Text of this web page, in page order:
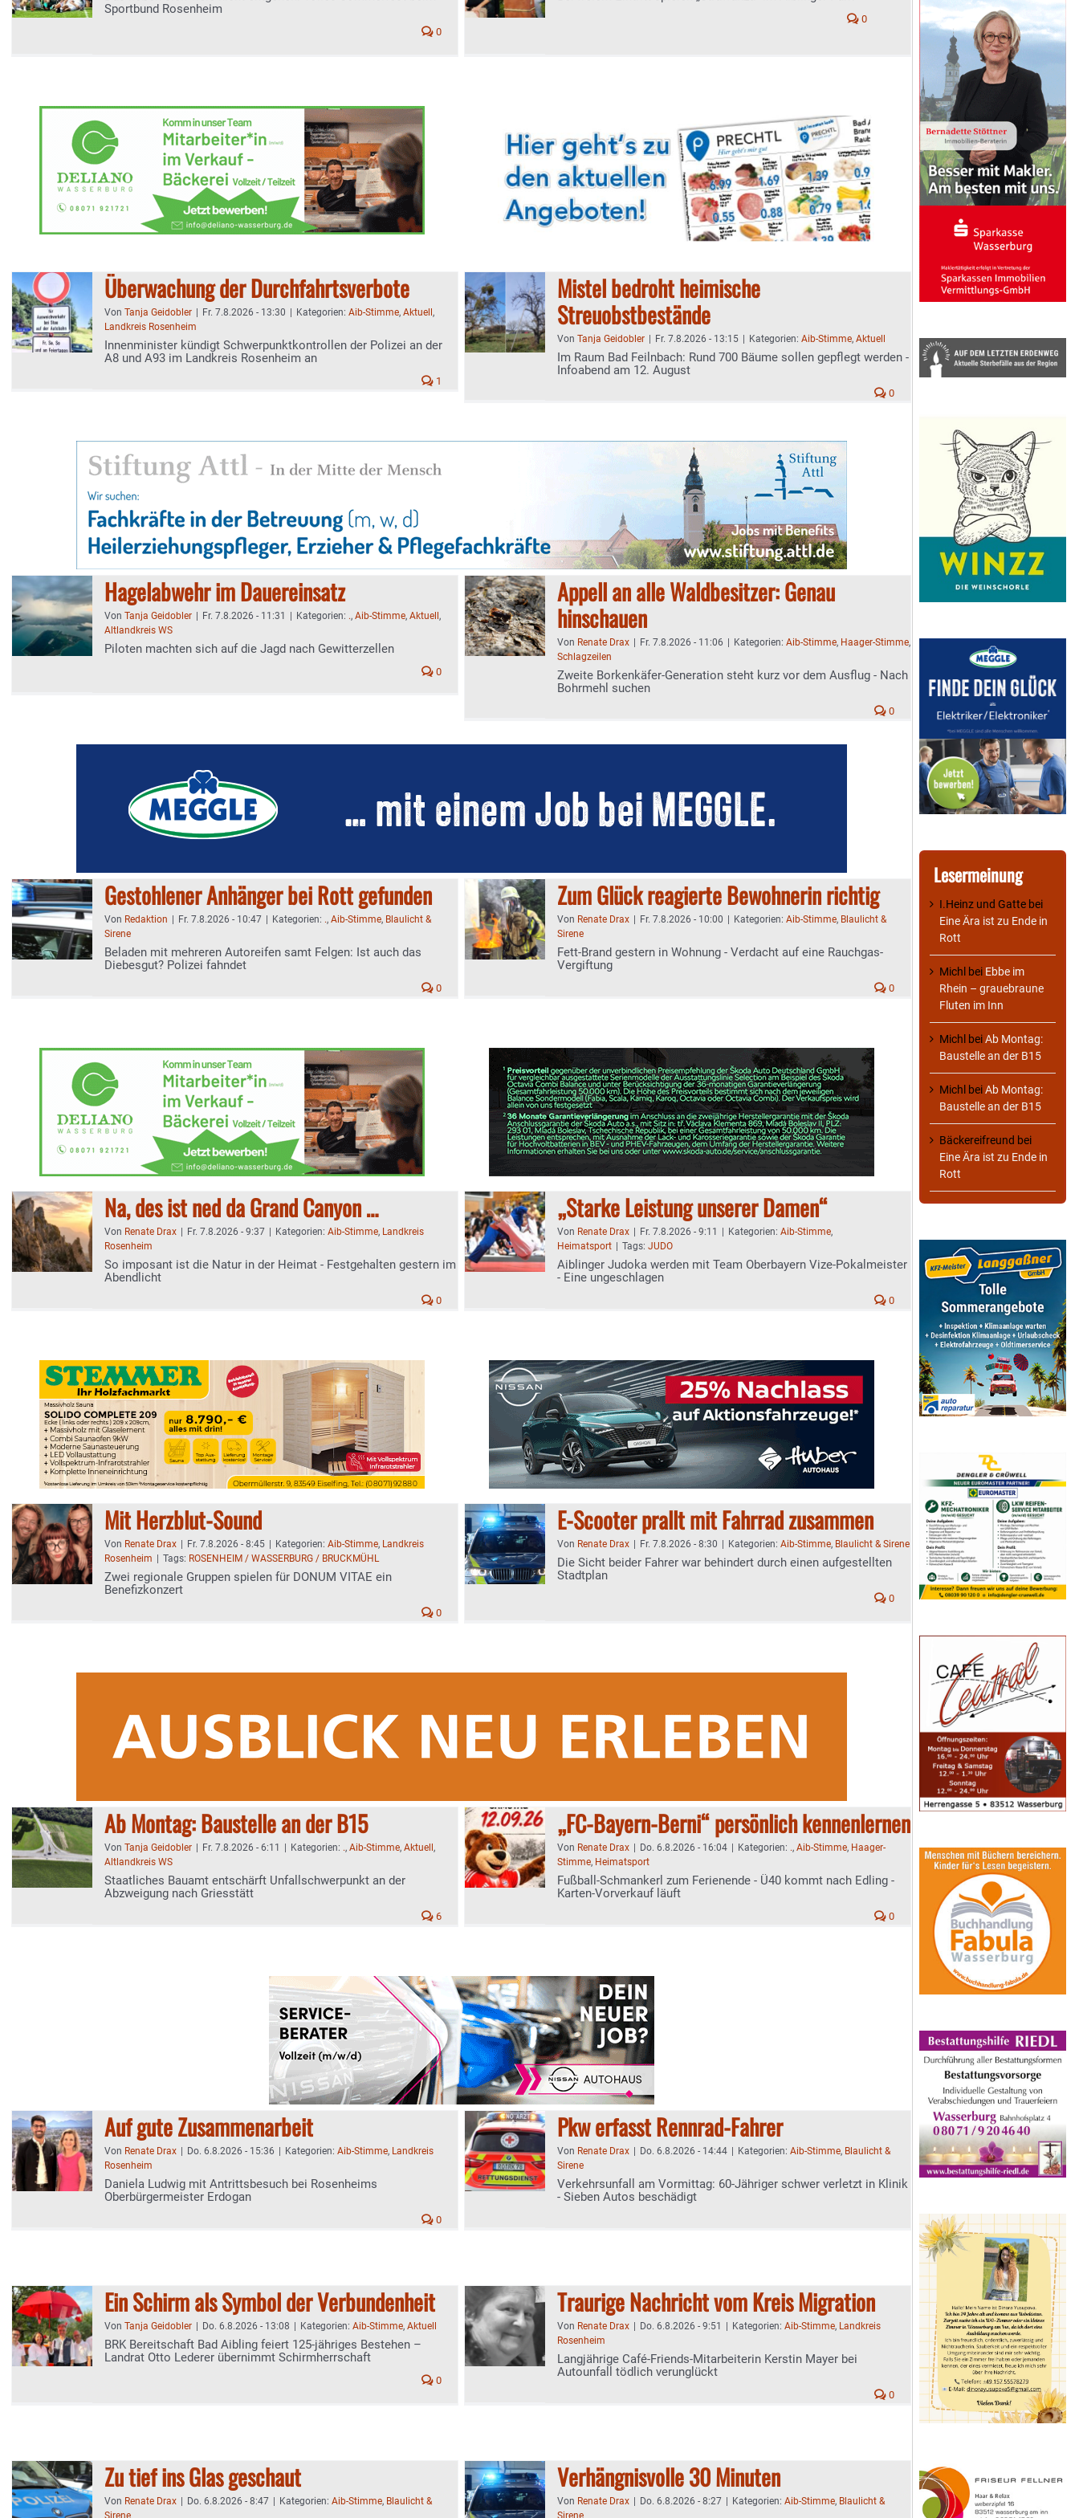
Sportbund Rosenheim
0
0
Überwachung der Durchfahrtsverbote
Von Tanja Geidobler Fr. 7.8.2026 - 13:30 Kategorien: Aib-Stimme, Aktuell ,
Landkreis Rosenheim
Innenminister kündigt Schwerpunktkontrollen der Polizei an der
A8 und A93 im Landkreis Rosenheim an
1
Mistel bedroht heimische
Streuobstbestände
Von Tanja Geidobler Fr. 7.8.2026 - 13:15 Kategorien: Aib-Stimme, Aktuell
Im Raum Bad Feilnbach: Rund 700 Bäume sollen gepflegt werden -
Infoabend am 12. August
0
Hagelabwehr im Dauereinsatz
Von Tanja Geidobler Fr. 7.8.2026 - 11:31 Kategorien: ., Aib-Stimme, Aktuell ,
Altlandkreis WS
Piloten machten sich auf die Jagd nach Gewitterzellen
0
Appell an alle Waldbesitzer: Genau
hinschauen
Von Renate Drax Fr. 7.8.2026 - 11:06 Kategorien: Aib-Stimme, Haager-Stimme,
Schlagzeilen
Zweite Borkenkäfer-Generation steht kurz vor dem Ausflug - Nach
Bohrmehl suchen
0
Gestohlener Anhänger bei Rott gefunden
Von Redaktion Fr. 7.8.2026 - 10:47 Kategorien: ., Aib-Stimme, Blaulicht &
Sirene
Beladen mit mehreren Autoreifen samt Felgen: Ist auch das
Diebesgut? Polizei fahndet
0
Zum Glück reagierte Bewohnerin richtig
Von Renate Drax Fr. 7.8.2026 - 10:00 Kategorien: Aib-Stimme, Blaulicht &
Sirene
Fett-Brand gestern in Wohnung - Verdacht auf eine Rauchgas-
Vergiftung
0
Na, des ist ned da Grand Canyon …
Von Renate Drax Fr. 7.8.2026 - 9:37 Kategorien: Aib-Stimme, Landkreis
Rosenheim
So imposant ist die Natur in der Heimat - Festgehalten gestern im
Abendlicht
0
„Starke Leistung unserer Damen“
Von Renate Drax Fr. 7.8.2026 - 9:11 Kategorien: Aib-Stimme,
Heimatsport
Tags: JUDO
Aiblinger Judoka werden mit Team Oberbayern Vize-Pokalmeister
- Eine ungeschlagen
0
Mit Herzblut-Sound
Von Renate Drax Fr. 7.8.2026 - 8:45 Kategorien: Aib-Stimme, Landkreis
Rosenheim
Tags: ROSENHEIM / WASSERBURG / BRUCKMÜHL
Zwei regionale Gruppen spielen für DONUM VITAE ein
Benefizkonzert
0
E-Scooter prallt mit Fahrrad zusammen
Von Renate Drax Fr. 7.8.2026 - 8:30 Kategorien: Aib-Stimme, Blaulicht & Sirene
Die Sicht beider Fahrer war behindert durch einen aufgestellten
Stadtplan
0
Ab Montag: Baustelle an der B15
Von Tanja Geidobler Fr. 7.8.2026 - 6:11 Kategorien: ., Aib-Stimme, Aktuell ,
Altlandkreis WS
Staatliches Bauamt entschärft Unfallschwerpunkt an der
Abzweigung nach Griesstätt
6
„FC-Bayern-Berni“ persönlich kennenlernen
Von Renate Drax Do. 6.8.2026 - 16:04 Kategorien: ., Aib-Stimme, Haager-
Stimme, Heimatsport
Fußball-Schmankerl zum Ferienende - Ü40 kommt nach Edling -
Karten-Vorverkauf läuft
0
Auf gute Zusammenarbeit
Von Renate Drax Do. 6.8.2026 - 15:36 Kategorien: Aib-Stimme, Landkreis
Rosenheim
Daniela Ludwig mit Antrittsbesuch bei Rosenheims
Oberbürgermeister Erdogan
0
Pkw erfasst Rennrad-Fahrer
Von Renate Drax Do. 6.8.2026 - 14:44 Kategorien: Aib-Stimme, Blaulicht &
Sirene
Verkehrsunfall am Vormittag: 60-Jähriger schwer verletzt in Klinik
- Sieben Autos beschädigt
Ein Schirm als Symbol der Verbundenheit
Von Tanja Geidobler Do. 6.8.2026 - 13:08 Kategorien: Aib-Stimme, Aktuell
BRK Bereitschaft Bad Aibling feiert 125-jähriges Bestehen –
Landrat Otto Lederer übernimmt Schirmherrschaft
0
Traurige Nachricht vom Kreis Migration
Von Renate Drax Do. 6.8.2026 - 9:51 Kategorien: Aib-Stimme, Landkreis
Rosenheim
Langjährige Café‑Friends‑Mitarbeiterin Kerstin Mayer bei
Autounfall tödlich verunglückt
0
Zu tief ins Glas geschaut
Von Renate Drax Do. 6.8.2026 - 8:47 Kategorien: Aib-Stimme, Blaulicht &
Verhängnisvolle 30 Minuten
Von Renate Drax Do. 6.8.2026 - 8:27 Kategorien: Aib-Stimme, Blaulicht &
Lesermeinung
I.Heinz und Gatte bei
Eine Ära ist zu Ende in
Rott
Michl bei Ebbe im
Rhein – grauebraune
Fluten im Inn
Michl beiAb Montag:
Baustelle an der B15
Michl beiAb Montag:
Baustelle an der B15
Bäckereifreund bei
Eine Ära ist zu Ende in
Rott